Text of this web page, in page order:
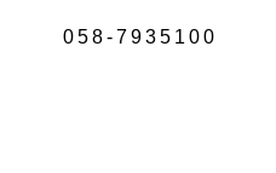
058-7935100